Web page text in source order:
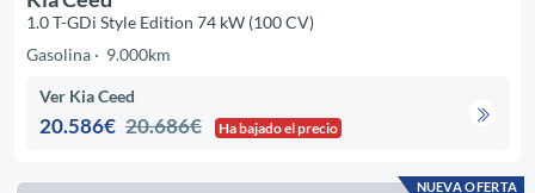
1.0 T-GDi Style Edition 74 kW (100 CV)
Gasolina
9.000km
Ver Kia Ceed
20.586€ 20.686€ Ha bajado el precio
NUEVA OFERTA